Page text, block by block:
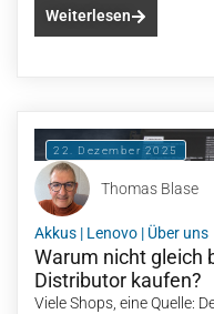
Weiterlesen
22. Dezember 2025
Thomas Blase
Akkus | Lenovo | Über uns
Warum nicht gleich
Distributor kaufen?
Viele Shops, eine Quelle: